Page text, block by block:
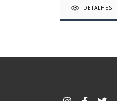
DETALHES